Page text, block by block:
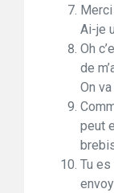
Ai-je
Oh
de
On
peut
Tu